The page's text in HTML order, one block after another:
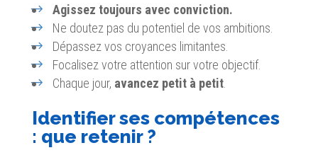
Agissez toujours avec conviction.
Ne doutez pas du potentiel de vos ambitions.
Dépassez vos croyances limitantes.
Focalisez votre attention sur votre objectif.
Chaque jour, avancez petit à petit
Identifier ses compétences
: que retenir ?